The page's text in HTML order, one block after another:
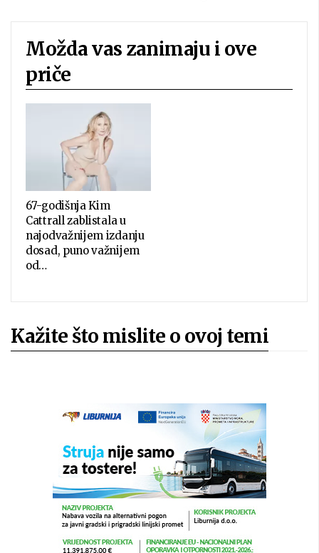
Možda vas zanimaju i ove
priče
67-godišnja Kim
Cattrall zablistala u
najodvažnijem izdanju
dosad, puno važnijem
od…
Kažite što mislite o ovoj temi